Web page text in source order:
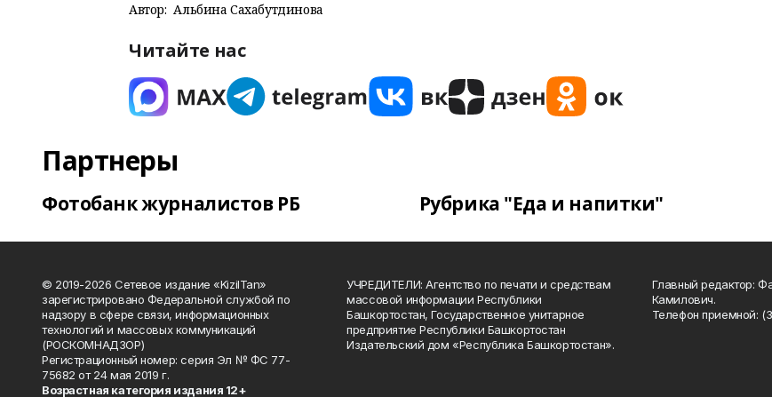
Автор: Альбина Сахабутдинова
Читайте нас
Партнеры
Фотобанк журналистов РБ Рубрика "Еда и напитки"
© 2019-2026 Сетевое издание «KizilTan»
зарегистрировано Федеральной службой по
надзору в сфере связи, информационных
технологий и массовых коммуникаций
(РОСКОМНАДЗОР)
Регистрационный номер: серия Эл № ФС 77-
75682 от 24 мая 2019 г.
Возрастная категория издания 12+
УЧРЕДИТЕЛИ: Агентство по печати и средствам
массовой информации Республики
Башкортостан, Государственное унитарное
предприятие Республики Башкортостан
Издательский дом «Республика Башкортостан».
Главный редактор:
Камилович.
Телефон приемной: